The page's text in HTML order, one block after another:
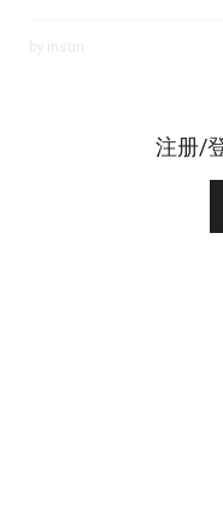
注册/